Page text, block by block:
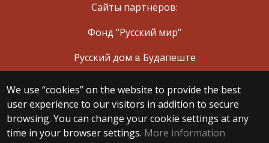
We use “cookies” on the website to provide the best
user experience to our visitors in addition to secure
browsing. You can change your cookie settings at any
time in your browser settings. More information
Сайты партнёров:
Фонд "Русский мир"
Русский дом в Будапеште
© 2025 Eötvös Loránd University
All rights reserved.
H-1053 Budapest, Egyetem tér 1–3.
T: +36-1-411-6500